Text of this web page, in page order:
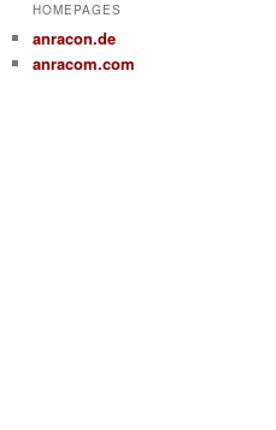
HOMEPAGES
anracon.de
anracom.com